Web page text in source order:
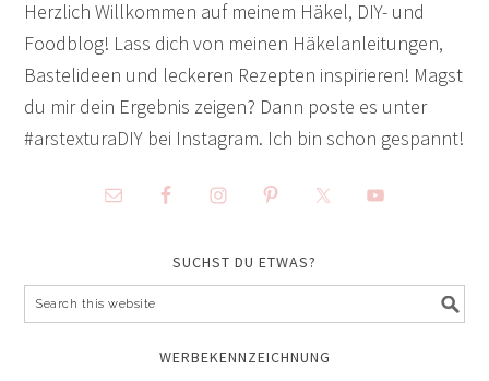
Herzlich Willkommen auf meinem Häkel, DIY- und
Foodblog! Lass dich von meinen Häkelanleitungen,
Bastelideen und leckeren Rezepten inspirieren! Magst
du mir dein Ergebnis zeigen? Dann poste es unter
#arstexturaDIY bei Instagram. Ich bin schon gespannt!
SUCHST DU ETWAS?
WERBEKENNZEICHNUNG